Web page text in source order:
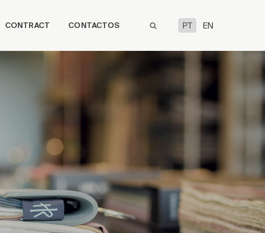
CONTRACT CONTACTOS PT EN